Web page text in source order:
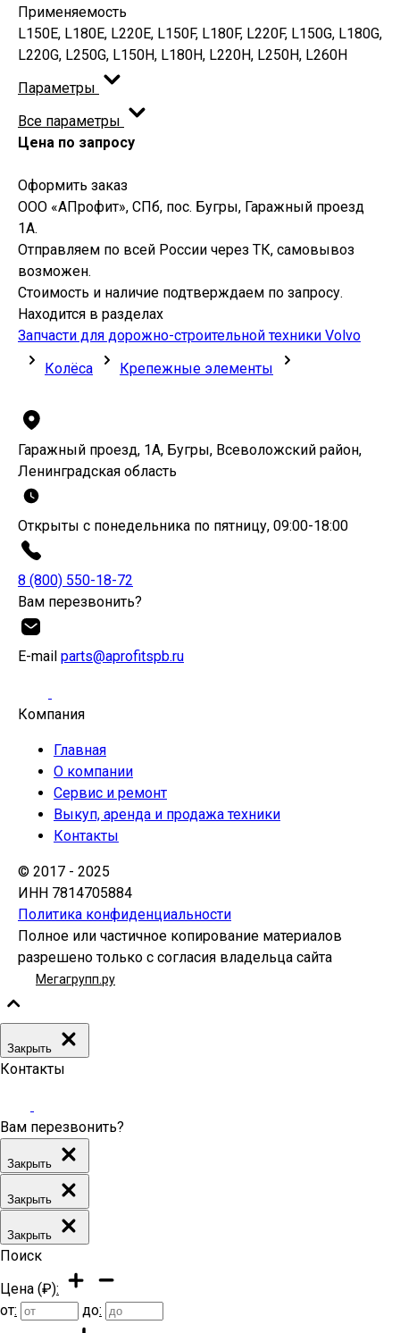
Применяемость
L150E, L180E, L220E, L150F, L180F, L220F, L150G, L180G,
L220G, L250G, L150H, L180H, L220H, L250H, L260H
Параметры
Все параметры
Цена по запросу
Оформить заказ
ООО «АПрофит», СПб, пос. Бугры, Гаражный проезд
1А.
Отправляем по всей России через ТК, самовывоз
возможен.
Стоимость и наличие подтверждаем по запросу.
Находится в разделах
Запчасти для дорожно-строительной техники Volvo
Колёса
Крепежные элементы
Гаражный проезд, 1А, Бугры, Всеволожский район,
Ленинградская область
Открыты с понедельника по пятницу, 09:00-18:00
8 (800) 550-18-72
Вам перезвонить?
Е-mail parts@aprofitspb.ru
Компания
Главная
О компании
Сервис и ремонт
Выкуп, аренда и продажа техники
Контакты
© 2017 - 2025
ИНН 7814705884
Политика конфиденциальности
Полное или частичное копирование материалов
разрешено только с согласия владельца сайта
Мегагрупп.ру
Закрыть
Контакты
Вам перезвонить?
Закрыть
Закрыть
Закрыть
Поиск
Цена (₽):
от: до: